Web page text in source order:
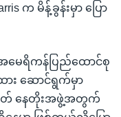
က မိန့်ခွန်းမှာ ပြော
အမေရိကန်ပြည်ထောင်စု
ား ဆောင်ရွက်မှာ
ာမိတ် နေတိုးအဖွဲ့အတွက်